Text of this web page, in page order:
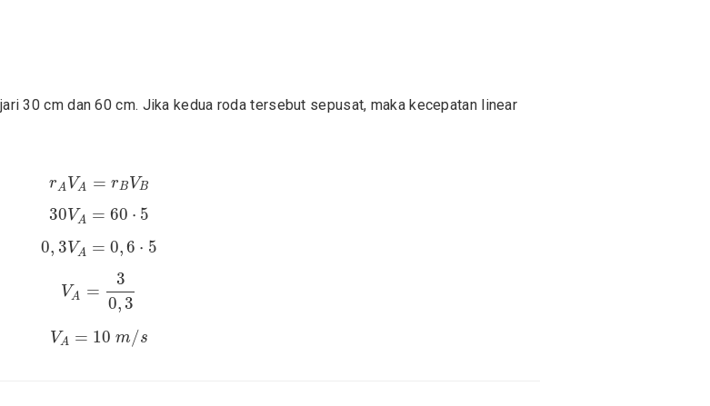
30 cm dan 60 cm. Jika kedua roda tersebut sepusat, maka kecepatan linear
rA VA = rB VB
AV VB
30VA = 60 ⋅ 5
30V 60⋅ 5
0, 3VA = 0,6 ⋅ 5
0,3V 0, 6⋅
VA =
3
0, 3
,3
VA = 10 m/s
V 10 s